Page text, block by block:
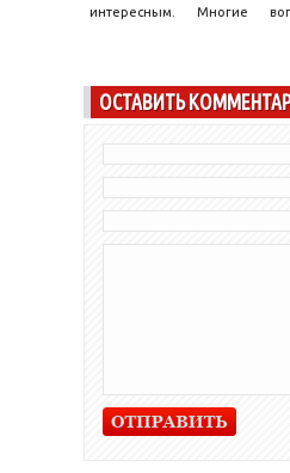
интересным. Многие
ОСТАВИТЬ